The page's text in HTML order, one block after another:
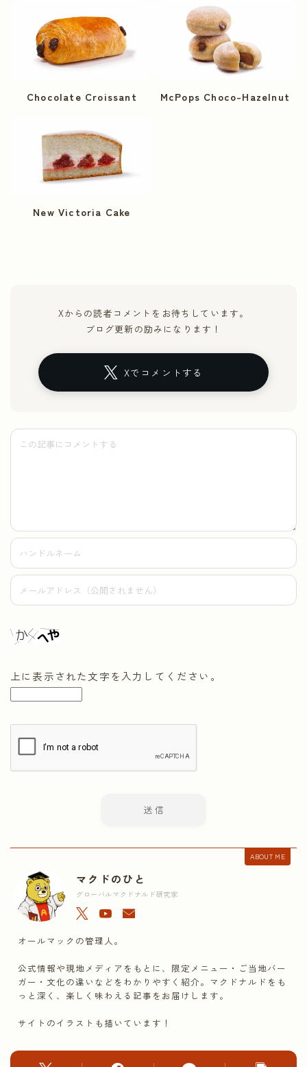
Chocolate Croissant
New Victoria Cake
McPops Choco-Hazelnut
Xからの読者コメントをお待ちしています。
ブログ更新の励みになります！
Xでコメントする
上に表示された文字を入力してください。
ABOUT ME
マクドのひと
グローバルマクドナルド研究家
オールマックの管理人。
公式情報や現地メディアをもとに、限定メニュー・ご当地バー
ガー・文化の違いなどをわかりやすく紹介。マクドナルドをも
っと深く、楽しく味わえる記事をお届けします。
サイトのイラストも描いています！